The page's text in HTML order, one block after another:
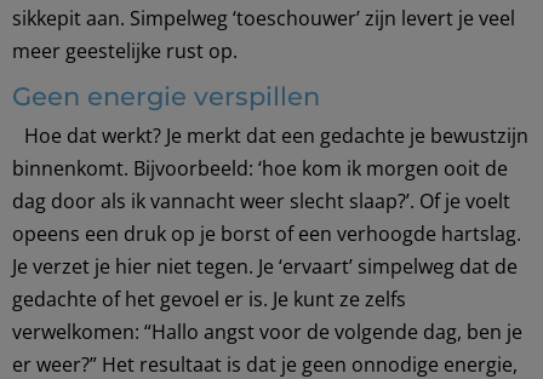
sikkepit aan. Simpelweg ‘toeschouwer’ zijn levert je veel
meer geestelijke rust op.
Geen energie verspillen
Hoe dat werkt? Je merkt dat een gedachte je bewustzijn
binnenkomt. Bijvoorbeeld: ‘hoe kom ik morgen ooit de
dag door als ik vannacht weer slecht slaap?’. Of je voelt
opeens een druk op je borst of een verhoogde hartslag.
Je verzet je hier niet tegen. Je ‘ervaart’ simpelweg dat de
gedachte of het gevoel er is. Je kunt ze zelfs
verwelkomen: “Hallo angst voor de volgende dag, ben je
er weer?” Het resultaat is dat je geen onnodige energie,